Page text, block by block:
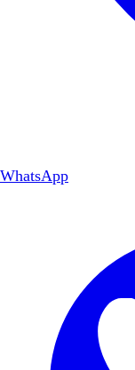
WhatsApp